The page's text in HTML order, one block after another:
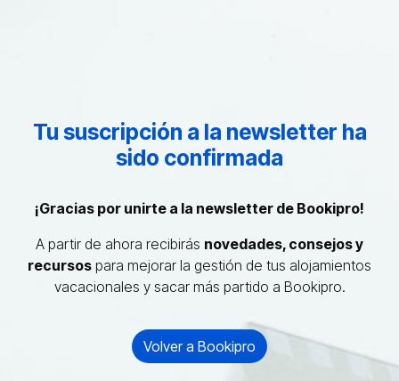
Tu suscripción a la newsletter ha
sido confirmada
¡Gracias por unirte a la newsletter de Bookipro!
A partir de ahora recibirás novedades, consejos y
recursos para mejorar la gestión de tus alojamientos
vacacionales y sacar más partido a Bookipro.
Volver a Bookipro